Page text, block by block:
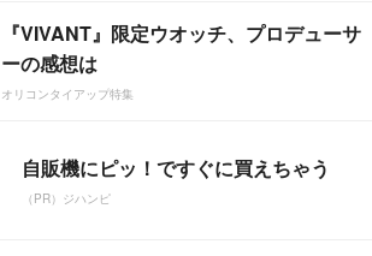
『VIVANT』限定ウオッチ、プロデューサ
ーの感想は
オリコンタイアップ特集
自販機にピッ！ですぐに買えちゃう
（PR）ジハンピ